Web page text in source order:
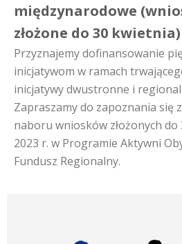
międzynarodowe
złożone do 30 kwietnia)
Przyznajemy dofinansowanie
inicjatywom w ramach
inicjatywy dwustronne i
Zapraszamy do zapoznania się
naboru wniosków złożonych do
2023 r. w Programie Aktywni
Fundusz Regionalny.